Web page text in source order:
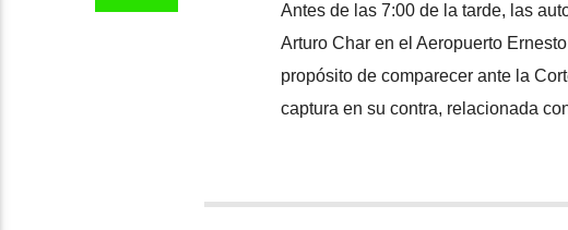
Antes de las 7:00 de la tarde, las
Arturo Char en el Aeropuerto
propósito de comparecer ante la
captura en su contra, relacionada